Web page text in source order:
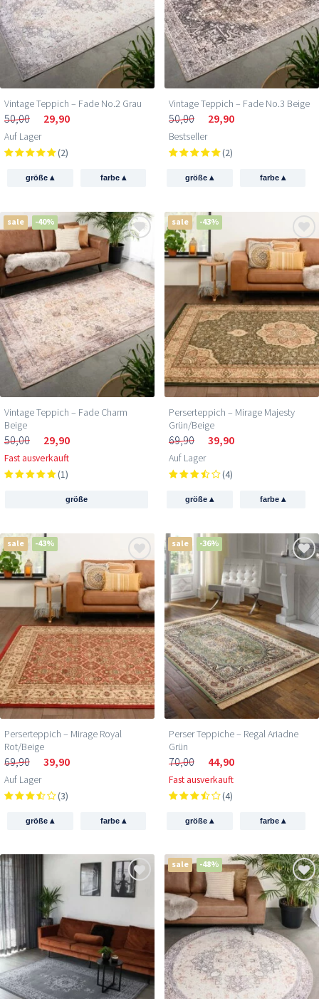
Vintage Teppich – Fade No.2 Grau
50,00 29,90
Auf Lager
(2)
größe▴ farbe ▴
Vintage Teppich – Fade No.3 Beige
50,00 29,90
Bestseller
(2)
größe▴ farbe ▴
sale -40%
Vintage Teppich – Fade Charm
Beige
50,00 29,90
Fast ausverkauft
(1)
größe
sale -43%
Perserteppich – Mirage Majesty
Grün/Beige
69,90 39,90
Auf Lager
(4)
größe▴ farbe ▴
sale -43%
Perserteppich – Mirage Royal
Rot/Beige
69,90 39,90
Auf Lager
(3)
größe▴ farbe ▴
sale -36%
Perser Teppiche – Regal Ariadne
Grün
70,00 44,90
Fast ausverkauft
(4)
größe▴ farbe ▴
sale -48%